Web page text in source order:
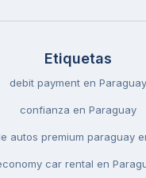
Etiquetas
debit payment en Paraguay
confianza en Paraguay
autos premium paraguay
car rental en